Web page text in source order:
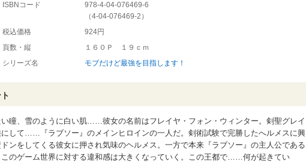
ISBNコード
978-4-04-076469-6
（4-04-076469-2 ）
税込価格
924円
頁数・縦
１６０Ｐ １９ｃｍ
シリーズ名
モブだけど最強を目指します！
瞳、雪のように白い肌……彼女の名前はフレイヤ・フォン・ウィンター。剣聖グレイ
して……『ラブソー』のメインヒロインの一人だ。剣術試験で完勝したへルメスに興
ンをしてくる彼女に押され気味のヘルメス。一方で本来『ラブソー』の主人公である
のゲーム世界に対する違和感は大きくなっていく。この王都で……何が起きてい